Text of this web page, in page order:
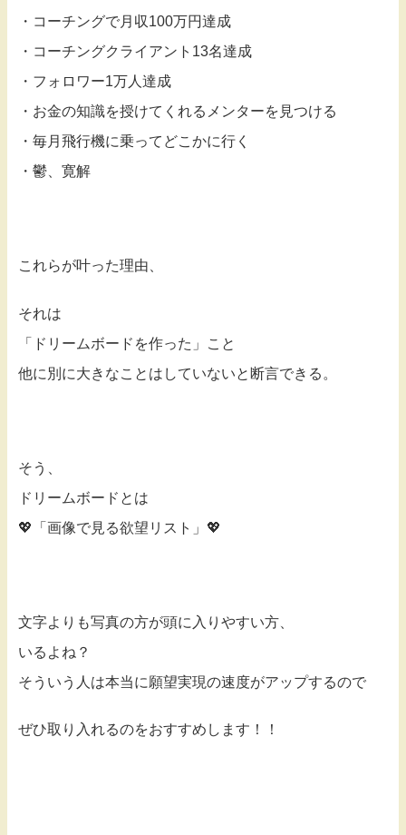
・コーチングで月収100万円達成
・コーチングクライアント13名達成
・フォロワー1万人達成
・お金の知識を授けてくれるメンターを見つける
・毎月飛行機に乗ってどこかに行く
・鬱、寛解
これらが叶った理由、
それは
「ドリームボードを作った」こと
他に別に大きなことはしていないと断言できる。
そう、
ドリームボードとは
💖「画像で見る欲望リスト」💖
文字よりも写真の方が頭に入りやすい方、
いるよね？
そういう人は本当に願望実現の速度がアップするので
ぜひ取り入れるのをおすすめします！！